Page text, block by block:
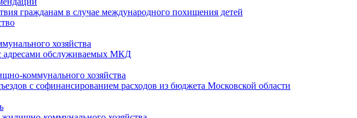
гражданам в случае международного похищения детей
хозяйства
адресами обслуживаемых МКД
коммунального хозяйства
с софинансированием расходов из бюджета Московской области